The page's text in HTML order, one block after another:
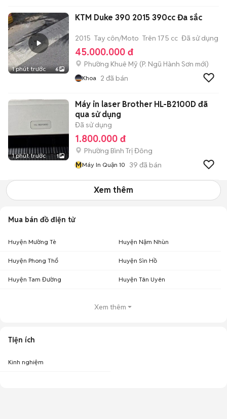
1 phút trước 6
KTM Duke 390 2015 390cc Đa sắc
2015 Tay côn/Moto Trên 175 cc Đã sử dụng
45.000.000 đ
Phường Khuê Mỹ (P. Ngũ Hành Sơn mới)
Khoa 2 đã bán
1 phút trước 1
Máy in laser Brother HL-B2100D đã
qua sử dụng
Đã sử dụng
1.800.000 đ
Phường Bình Trị Đông
MMáy In Quận 10 39 đã bán
Xem thêm
Mua bán đồ điện tử
Huyện Mường Tè Huyện Nậm Nhùn
Huyện Phong Thổ Huyện Sìn Hồ
Huyện Tam Đường Huyện Tân Uyên
Xem thêm
Tiện ích
Kinh nghiệm